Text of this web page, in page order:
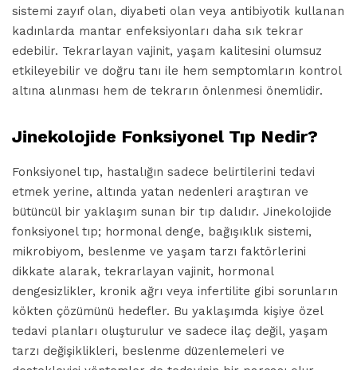
sistemi zayıf olan, diyabeti olan veya antibiyotik kullanan
kadınlarda mantar enfeksiyonları daha sık tekrar
edebilir. Tekrarlayan vajinit, yaşam kalitesini olumsuz
etkileyebilir ve doğru tanı ile hem semptomların kontrol
altına alınması hem de tekrarın önlenmesi önemlidir.
Jinekolojide Fonksiyonel Tıp Nedir?
Fonksiyonel tıp, hastalığın sadece belirtilerini tedavi
etmek yerine, altında yatan nedenleri araştıran ve
bütüncül bir yaklaşım sunan bir tıp dalıdır. Jinekolojide
fonksiyonel tıp; hormonal denge, bağışıklık sistemi,
mikrobiyom, beslenme ve yaşam tarzı faktörlerini
dikkate alarak, tekrarlayan vajinit, hormonal
dengesizlikler, kronik ağrı veya infertilite gibi sorunların
kökten çözümünü hedefler. Bu yaklaşımda kişiye özel
tedavi planları oluşturulur ve sadece ilaç değil, yaşam
tarzı değişiklikleri, beslenme düzenlemeleri ve